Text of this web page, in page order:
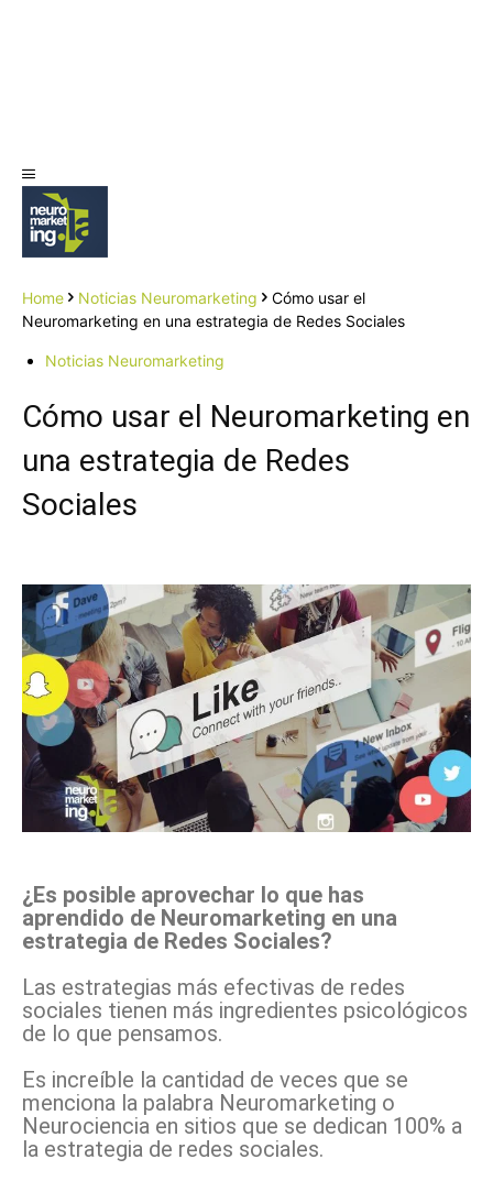
Home Noticias Neuromarketing
Cómo usar el
Neuromarketing en una estrategia de Redes Sociales
Noticias Neuromarketing
Cómo usar el Neuromarketing en
una estrategia de Redes
Sociales
¿Es posible aprovechar lo que has
aprendido de Neuromarketing en una
estrategia de Redes Sociales?
Las estrategias más efectivas de redes
sociales tienen más ingredientes psicológicos
de lo que pensamos.
Es increíble la cantidad de veces que se
menciona la palabra Neuromarketing o
Neurociencia en sitios que se dedican 100% a
la estrategia de redes sociales.